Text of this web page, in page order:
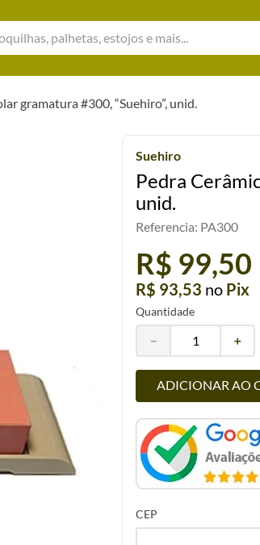
palhetas, estojos e mais...
gramatura #300, “Suehiro”, unid.
Suehiro
Pedra
unid.
Referencia: PA300
R$ 99,50
R$ 93,53 no Pix
Quantidade
＋
－
ADICIONAR AO
CEP